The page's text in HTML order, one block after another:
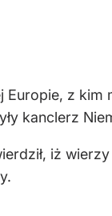
Europie, z
kanclerz
iż